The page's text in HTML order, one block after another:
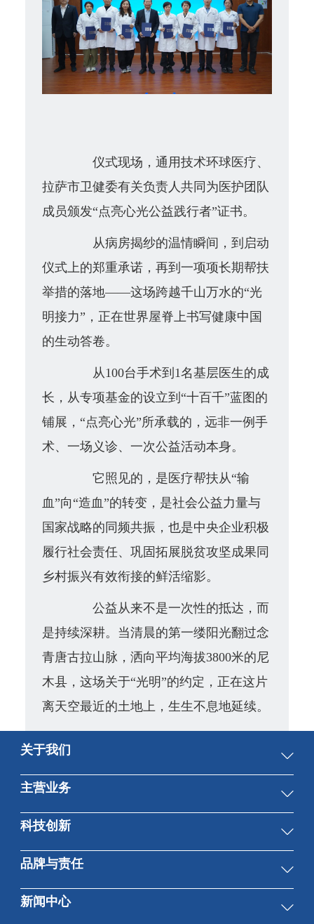
仪式现场，通用技术环球医疗、
拉萨市卫健委有关负责人共同为医护团队
成员颁发“点亮心光公益践行者”证书。
从病房揭纱的温情瞬间，到启动
仪式上的郑重承诺，再到一项项长期帮扶
举措的落地——这场跨越千山万水的“光
明接力”，正在世界屋脊上书写健康中国
的生动答卷。
从100台手术到1名基层医生的成
长，从专项基金的设立到“十百千”蓝图的
铺展，“点亮心光”所承载的，远非一例手
术、一场义诊、一次公益活动本身。
它照见的，是医疗帮扶从“输
血”向“造血”的转变，是社会公益力量与
国家战略的同频共振，也是中央企业积极
履行社会责任、巩固拓展脱贫攻坚成果同
乡村振兴有效衔接的鲜活缩影。
公益从来不是一次性的抵达，而
是持续深耕。当清晨的第一缕阳光翻过念
青唐古拉山脉，洒向平均海拔3800米的尼
木县，这场关于“光明”的约定，正在这片
离天空最近的土地上，生生不息地延续。
关于我们
集团概况
董事会
高管团队
组织结构
主营业务
先进制造与技术服务
贸易与工程服务
科技创新
总体情况
科技成果
品牌与责任
品牌形象
新闻中心